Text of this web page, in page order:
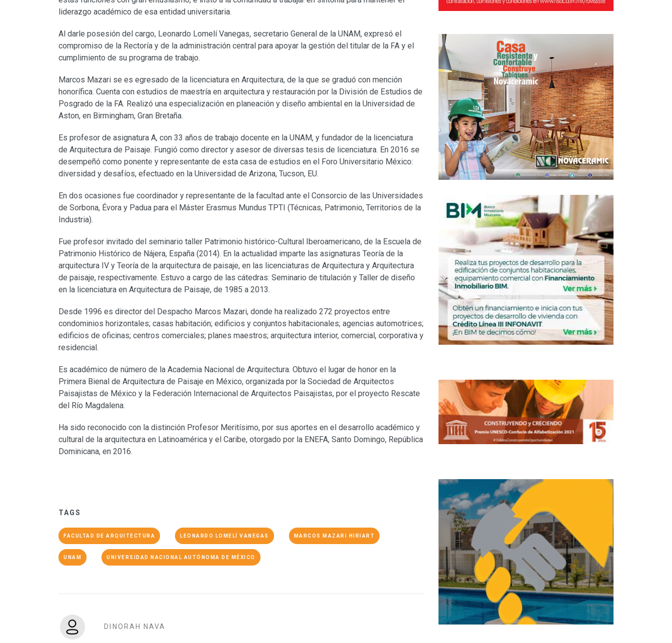
liderazgo académico de esa entidad universitaria.
Al darle posesión del cargo, Leonardo Lomelí Vanegas, secretario General de la UNAM, expresó el
compromiso de la Rectoría y de la administración central para apoyar la gestión del titular de la FA y el
cumplimiento de su programa de trabajo.
Marcos Mazari se es egresado de la licenciatura en Arquitectura, de la que se graduó con mención
honorífica. Cuenta con estudios de maestría en arquitectura y restauración por la División de Estudios de
Posgrado de la FA. Realizó una especialización en planeación y diseño ambiental en la Universidad de
Aston, en Birmingham, Gran Bretaña.
Es profesor de asignatura A, con 33 años de trabajo docente en la UNAM, y fundador de la licenciatura
de Arquitectura de Paisaje. Fungió como director y asesor de diversas tesis de licenciatura. En 2016 se
desempeñó como ponente y representante de esta casa de estudios en el Foro Universitario México:
diversidad y desafíos, efectuado en la Universidad de Arizona, Tucson, EU.
En dos ocasiones fue coordinador y representante de la facultad ante el Consorcio de las Universidades
de Sorbona, Évora y Padua para el Máster Erasmus Mundus TPTI (Técnicas, Patrimonio, Territorios de la
Industria).
Fue profesor invitado del seminario taller Patrimonio histórico-Cultural Iberoamericano, de la Escuela de
Patrimonio Histórico de Nájera, España (2014). En la actualidad imparte las asignaturas Teoría de la
arquitectura IV y Teoría de la arquitectura de paisaje, en las licenciaturas de Arquitectura y Arquitectura
de paisaje, respectivamente. Estuvo a cargo de las cátedras: Seminario de titulación y Taller de diseño
en la licenciatura en Arquitectura de Paisaje, de 1985 a 2013.
Desde 1996 es director del Despacho Marcos Mazari, donde ha realizado 272 proyectos entre
condominios horizontales; casas habitación; edificios y conjuntos habitacionales; agencias automotrices;
edificios de oficinas; centros comerciales; planes maestros; arquitectura interior, comercial, corporativa y
residencial.
Es académico de número de la Academia Nacional de Arquitectura. Obtuvo el lugar de honor en la
Primera Bienal de Arquitectura de Paisaje en México, organizada por la Sociedad de Arquitectos
Paisajistas de México y la Federación Internacional de Arquitectos Paisajistas, por el proyecto Rescate
del Río Magdalena.
Ha sido reconocido con la distinción Profesor Meritísimo, por sus aportes en el desarrollo académico y
cultural de la arquitectura en Latinoamérica y el Caribe, otorgado por la ENEFA, Santo Domingo, República
Dominicana, en 2016.
TAGS
FACULTAD DE ARQUITECTURA LEONARDO LOMELÍ VANEGAS MARCOS MAZARI HIRIART
UNAM UNIVERSIDAD NACIONAL AUTÓNOMA DE MÉXICO
DINORAH NAVA